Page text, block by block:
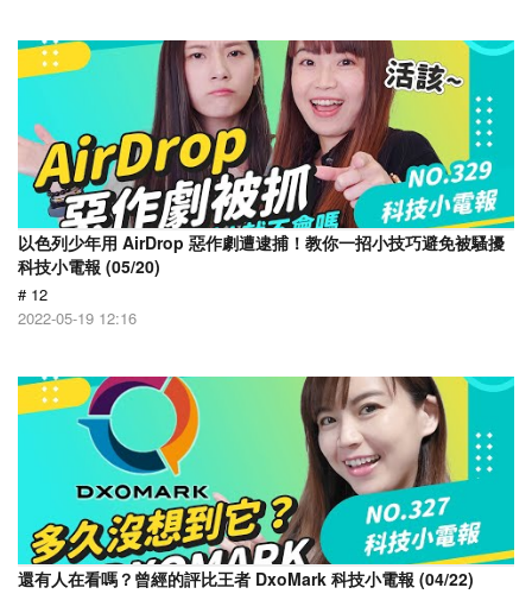
以色列少年用 AirDrop 惡作劇遭逮捕！教你一招小技巧避免被騷擾
科技小電報 (05/20)
# 12
2022-05-19 12:16
還有人在看嗎？曾經的評比王者 DxoMark 科技小電報 (04/22)